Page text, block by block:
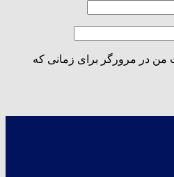
من در مرورگر برای زمانی که